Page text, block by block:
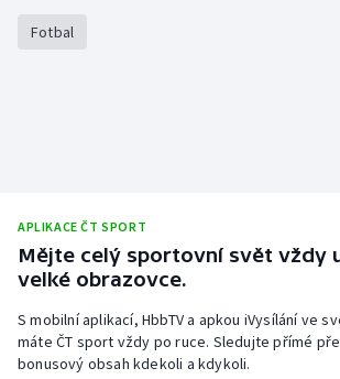
Fotbal
APLIKACE ČT SPORT
Mějte celý sportovní svět vždy
velké obrazovce.
S mobilní aplikací, HbbTV a apkou iVysílání ve
máte ČT sport vždy po ruce. Sledujte přímé
bonusový obsah kdekoli a kdykoli.